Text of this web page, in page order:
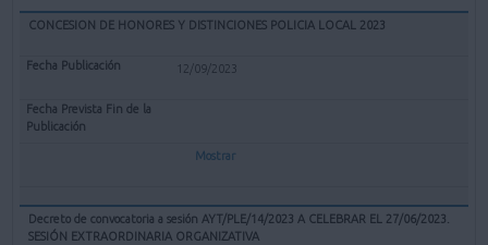
CONCESION DE HONORES Y DISTINCIONES POLICIA LOCAL 2023
12/09/2023
Mostrar
Decreto de convocatoria a sesión AYT/PLE/14/2023 A CELEBRAR EL 27/06/2023.
SESIÓN EXTRAORDINARIA ORGANIZATIVA